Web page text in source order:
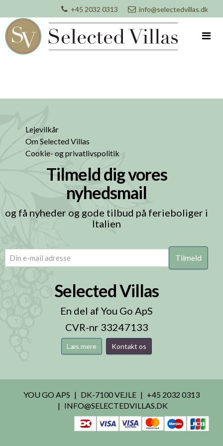
+45 2032 0313 info@selectedvillas.dk
Lejevilkår
Om Selected Villas
Cookie- og privatlivspolitik
Tilmeld dig vores
nyhedsmail
og få nyheder og gode tilbud på ferieboliger i
Italien
(Påkrævet)
Selected Villas
En del af You Go ApS
CVR-nr 33247133
Læs mere Kontakt os
YOU GO APS DK-7100 VEJLE
+45 2032 0313
INFO@SELECTEDVILLAS.DK